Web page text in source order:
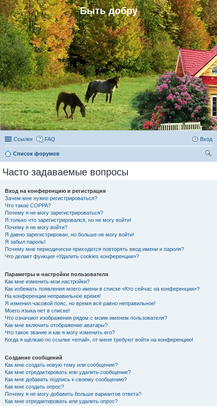
Быть добру
Ссылки FAQ Вход
Список форумов
Часто задаваемые вопросы
Вход на конференцию и регистрация
Зачем мне нужно регистрироваться?
Что такое COPPA?
Почему я не могу зарегистрироваться?
Я только что зарегистрировался, но не могу войти!
Почему я не могу войти?
Я давно зарегистрирован, но больше не могу войти!
Я забыл пароль!
Почему мне периодически приходится повторять ввод имени и пароля?
Что делает функция «Удалить cookies конференции»?
Параметры и настройки пользователя
Как мне изменить мои настройки?
Как избежать появления моего имени в списке «Кто сейчас на конференции»?
На конференции неправильное время!
Я изменил часовой пояс, но время всё равно неправильное!
Моего языка нет в списке!
Что означают изображения рядом с моим именем пользователя?
Как мне включить отображение аватары?
Что такое звание и как я могу изменить его?
Когда я щёлкаю по ссылке «email», от меня требуют войти на конференцию!
Создание сообщений
Как мне создать новую тему или сообщение?
Как мне отредактировать или удалить сообщение?
Как мне добавить подпись к своему сообщению?
Как мне создать опрос?
Почему я не могу добавить больше вариантов ответа?
Как мне отредактировать или удалить опрос?